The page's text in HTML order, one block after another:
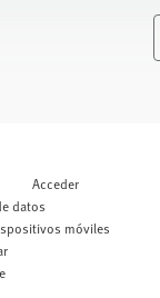
Acceder
datos
móviles